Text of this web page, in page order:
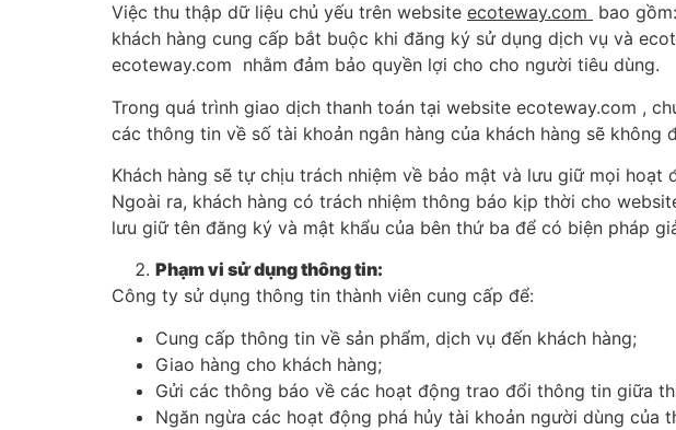
Việc thu thập dữ liệu chủ yếu trên website ecoteway.com bao
khách hàng cung cấp bắt buộc khi đăng ký sử dụng dịch vụ và
ecoteway.com nhằm đảm bảo quyền lợi cho cho người tiêu dùng.
Trong quá trình giao dịch thanh toán tại website ecoteway.com ,
các thông tin về số tài khoản ngân hàng của khách hàng sẽ không
Khách hàng sẽ tự chịu trách nhiệm về bảo mật và lưu giữ mọi
Ngoài ra, khách hàng có trách nhiệm thông báo kịp thời cho
lưu giữ tên đăng ký và mật khẩu của bên thứ ba để có biện pháp
Phạm vi sử dụng thông tin:
Công ty sử dụng thông tin thành viên cung cấp để:
Cung cấp thông tin về sản phẩm, dịch vụ đến khách hàng;
Giao hàng cho khách hàng;
Gửi các thông báo về các hoạt động trao đổi thông tin giữa
Ngăn ngừa các hoạt động phá hủy tài khoản người dùng của